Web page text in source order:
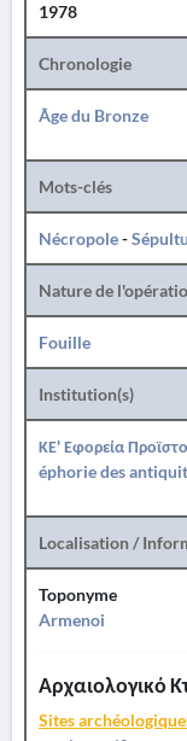
1978
Chronologie
Âge du Bronze
Mots-clés
Nécropole-
Nature de
Fouille
Institution(s)
ΚΕ' Εφορεία
éphorie des
Localisation /
Toponyme
Armenoi
Αρχαιολογικό
Sites